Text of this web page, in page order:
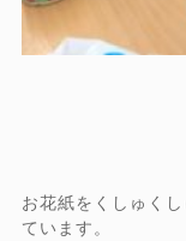
お花紙をくしゅく
ています。